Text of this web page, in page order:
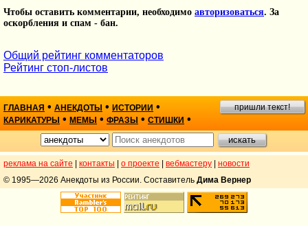
Чтобы оставить комментарии, необходимо авторизоваться. За
оскорбления и спам - бан.
Общий рейтинг комментаторов
Рейтинг стоп-листов
ГЛАВНАЯ • АНЕКДОТЫ • ИСТОРИИ •
КАРИКАТУРЫ • МЕМЫ • ФРАЗЫ • СТИШКИ •
пришли текст!
реклама на сайте контакты о проекте вебмастеру
новости
© 1995—2026 Анекдоты из России. Составитель Дима Вернер